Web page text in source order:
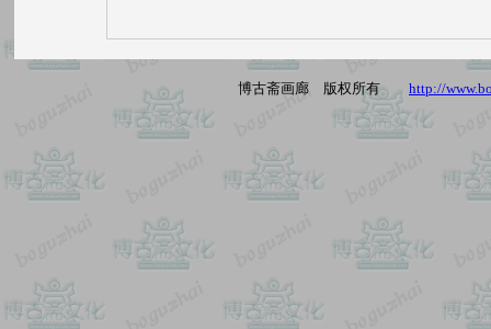
博古斋画廊 版权所有 http://